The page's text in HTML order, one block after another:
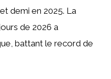
demi en 2025. La
de 2026 a
battant le record de